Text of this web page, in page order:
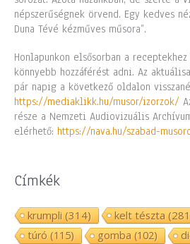
népszerűségnek örvend. Egy kedves
Duna Tévé kézműves műsora”.
Honlapunkon elsősorban a
könnyebb hozzáférést adni. Az
pár napig a következő oldalon
https://mediaklikk.hu/musor/izorzok/
része a Nemzeti Audiovizuális
elérhető: https://nava.hu/szabad-
Címkék
krumpli(314) kelt tészta
túró (115) gomba (102)